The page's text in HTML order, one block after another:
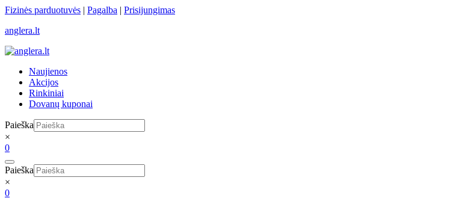
Skip
content
Fizinės parduotuvės | Pagalba | Prisijungimas
anglera.lt
Naujienos
Akcijos
Rinkiniai
Dovanų kuponai
Paieška
×
0
Paieška
×
0